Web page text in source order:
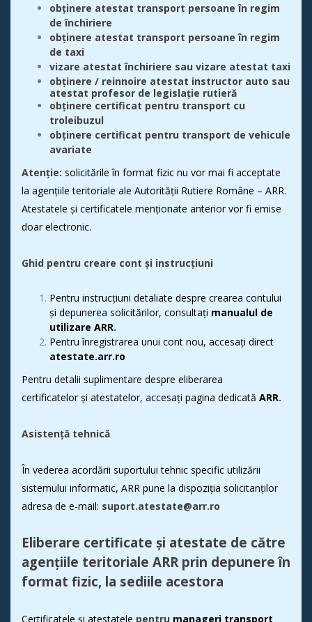
obținere atestat transport persoane în regim
de închiriere
obținere atestat transport persoane în regim
de taxi
vizare atestat închiriere sau vizare atestat taxi
obținere / reinnoire atestat instructor auto sau
atestat profesor de legislație rutieră
obținere certificat pentru transport cu
troleibuzul
obținere certificat pentru transport de vehicule
avariate
Atenție: solicitările în format fizic nu vor mai fi acceptate
la agențiile teritoriale ale Autorității Rutiere Române – ARR.
Atestatele și certificatele menționate anterior vor fi emise
doar electronic.
Ghid pentru creare cont și instrucțiuni
Pentru instrucțiuni detaliate despre crearea contului
și depunerea solicitărilor, consultați manualul de
utilizare ARR.
Pentru înregistrarea unui cont nou, accesați direct
atestate.arr.ro
Pentru detalii suplimentare despre eliberarea
certificatelor și atestatelor, accesați pagina dedicată ARR.
Asistență tehnică
În vederea acordării suportului tehnic specific utilizării
sistemului informatic, ARR pune la dispoziția solicitanților
adresa de e-mail: suport.atestate@arr.ro
Eliberare certificate și atestate de către
agențiile teritoriale ARR prin depunere în
format fizic, la sediile acestora
Certificatele și atestatele pentru manageri transport